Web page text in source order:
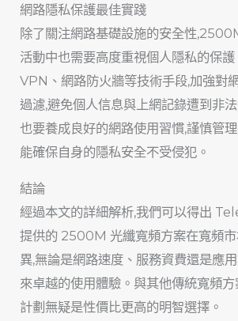
網路隱私保護最佳實踐
除了關注網路基礎設施的安全性
活動中也需要高度重視個人隱私的保
VPN、網路防火牆等技術手段,加強對
過濾,避免個人信息與上網記錄遭到非
也要養成良好的網路使用習慣,謹慎管
能確保自身的隱私安全不受侵犯。
結論
經過本文的詳細解析,我們可以得出
提供的 2500M 光纖寬頻方案在寬頻
異,無論是網路速度、服務資費還是應
來卓越的使用體驗。與其他傳統寬頻
計劃無疑是性價比更高的明智選擇。